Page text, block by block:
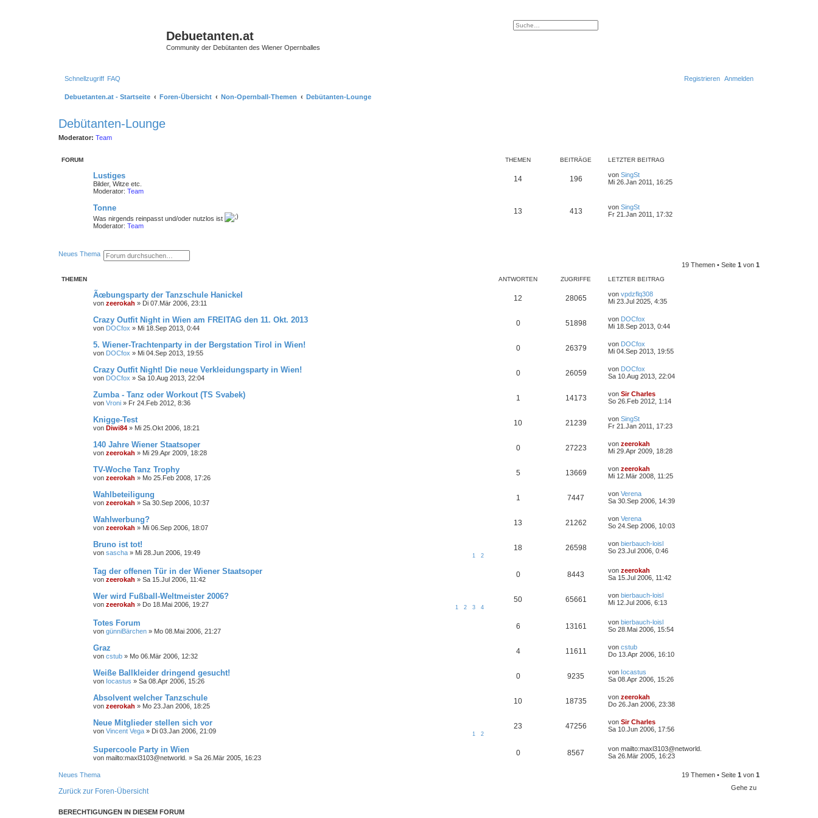
Debuetanten.at
Community der Debütanten des Wiener Opernballes
Schnellzugriff FAQ Anmelden
Registrieren
Debuetanten.at - Startseite Foren-Übersicht Non-Opernball-Themen
Debütanten-Lounge
Debütanten-Lounge
Moderator: Team
FORUM THEMEN BEITRÄGE LETZTER BEITRAG
Lustiges
Bilder, Witze etc.
Moderator: Team
14 196 von SingSt
N
t
g
Mi 26.Jan 2011, 16:25
Tonne
Was nirgends reinpasst und/oder nutzlos ist
Moderator: Team
13 413 von SingSt
N
e
t
r
Fr 21.Jan 2011, 17:32
Neues Thema S
u
E
r
e
r
e
S
c
h
e
19 Themen • Seite 1 von 1
THEMEN ANTWORTEN ZUGRIFFE LETZTER BEITRAG
Ãœbungsparty der Tanzschule Hanickel
von zeerokah » Di 07.Mär 2006, 23:11
12 28065 von vpdzflq308
Mi 23.Jul 2025, 4:35
Crazy Outfit Night in Wien am FREITAG den 11. Okt. 2013
von DOCfox » Mi 18.Sep 2013, 0:44
0 51898 von DOCfox
Mi 18.Sep 2013, 0:44
5. Wiener-Trachtenparty in der Bergstation Tirol in Wien!
von DOCfox » Mi 04.Sep 2013, 19:55
0 26379 von DOCfox
Mi 04.Sep 2013, 19:55
Crazy Outfit Night! Die neue Verkleidungsparty in Wien!
von DOCfox » Sa 10.Aug 2013, 22:04
0 26059 von DOCfox
Sa 10.Aug 2013, 22:04
Zumba - Tanz oder Workout (TS Svabek)
von Vroni » Fr 24.Feb 2012, 8:36
1 14173 von Sir Charles
So 26.Feb 2012, 1:14
Knigge-Test
von Diwi84 » Mi 25.Okt 2006, 18:21
10 21239 von SingSt
Fr 21.Jan 2011, 17:23
140 Jahre Wiener Staatsoper
von zeerokah » Mi 29.Apr 2009, 18:28
0 27223 von zeerokah
Mi 29.Apr 2009, 18:28
TV-Woche Tanz Trophy
von zeerokah » Mo 25.Feb 2008, 17:26
5 13669 von zeerokah
Mi 12.Mär 2008, 11:25
Wahlbeteiligung
von zeerokah » Sa 30.Sep 2006, 10:37
1 7447 von Verena
Sa 30.Sep 2006, 14:39
Wahlwerbung?
von zeerokah » Mi 06.Sep 2006, 18:07
13 21262 von Verena
So 24.Sep 2006, 10:03
Bruno ist tot!
von sascha » Mi 28.Jun 2006, 19:49 1 2
18 26598 von bierbauch-loisl
So 23.Jul 2006, 0:46
Tag der offenen Tür in der Wiener Staatsoper
von zeerokah » Sa 15.Jul 2006, 11:42
0 8443 von zeerokah
Sa 15.Jul 2006, 11:42
Wer wird Fußball-Weltmeister 2006?
von zeerokah » Do 18.Mai 2006, 19:27 1 2 3 4
50 65661 von bierbauch-loisl
Mi 12.Jul 2006, 6:13
Totes Forum
von günniBärchen » Mo 08.Mai 2006, 21:27
6 13161 von bierbauch-loisl
So 28.Mai 2006, 15:54
Graz
von cstub » Mo 06.Mär 2006, 12:32
4 11611 von cstub
Do 13.Apr 2006, 16:10
Weiße Ballkleider dringend gesucht!
von Iocastus » Sa 08.Apr 2006, 15:26
0 9235 von Iocastus
Sa 08.Apr 2006, 15:26
Absolvent welcher Tanzschule
von zeerokah » Mo 23.Jan 2006, 18:25
10 18735 von zeerokah
Do 26.Jan 2006, 23:38
Neue Mitglieder stellen sich vor
von Vincent Vega » Di 03.Jan 2006, 21:09 1 2
23 47256 von Sir Charles
Sa 10.Jun 2006, 17:56
Supercoole Party in Wien
von mailto:maxl3103@networld. » Sa 26.Mär 2005, 16:23
0 8567 von mailto:maxl3103@networld.
Sa 26.Mär 2005, 16:23
Neues Thema 19 Themen • Seite 1 von 1
Zurück zur Foren-Übersicht Gehe zu
BERECHTIGUNGEN IN DIESEM FORUM